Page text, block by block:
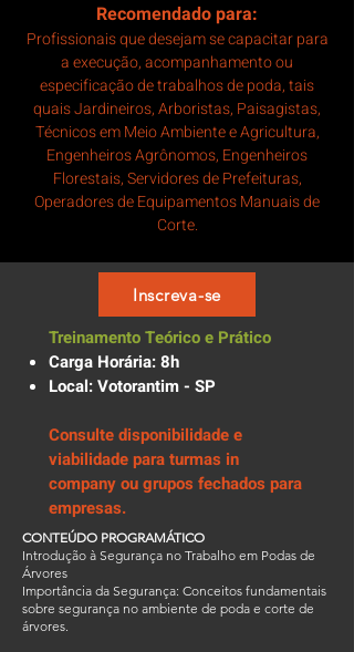
Recomendado para:
Profissionais que desejam se capacitar para
a execução, acompanhamento ou
especificação de trabalhos de poda, tais
quais Jardineiros, Arboristas, Paisagistas,
Técnicos em Meio Ambiente e Agricultura,
Engenheiros Agrônomos, Engenheiros
Florestais, Servidores de Prefeituras,
Operadores de Equipamentos Manuais de
Corte.
Inscreva-se
Treinamento Teórico e Prático
Carga Horária: 8h
Local: Votorantim - SP
Consulte disponibilidade e
viabilidade para turmas in
company ou grupos fechados para
empresas.
CONTEÚDO PROGRAMÁTICO
Introdução à Segurança no Trabalho em Podas de
Árvores
Importância da Segurança: Conceitos fundamentais
sobre segurança no ambiente de poda e corte de
árvores.